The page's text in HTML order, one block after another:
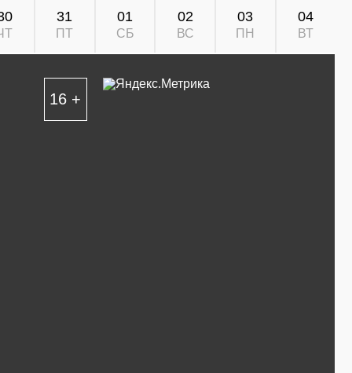
31
ПТ
01
СБ
02
ВС
03
ПН
04
ВТ
16 +